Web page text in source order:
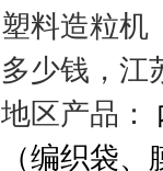
塑料造粒机
多少钱，江
地区产品：
（编织袋、